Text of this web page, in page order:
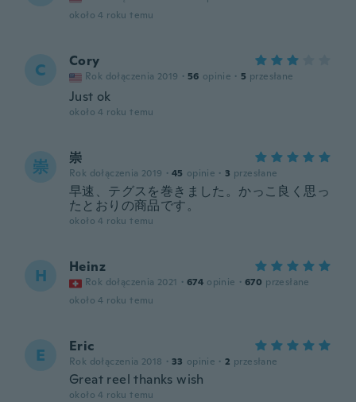
około 4 roku temu
C Cory
Rok dołączenia 2019 · 56 opinie · 5 przesłane
Just ok
około 4 roku temu
崇 崇
Rok dołączenia 2019 · 45 opinie · 3 przesłane
早速、テグスを巻きました。かっこ良く思っ
たとおりの商品です。
około 4 roku temu
H Heinz
Rok dołączenia 2021 · 674 opinie · 670 przesłane
około 4 roku temu
E Eric
Rok dołączenia 2018 · 33 opinie · 2 przesłane
Great reel thanks wish
około 4 roku temu